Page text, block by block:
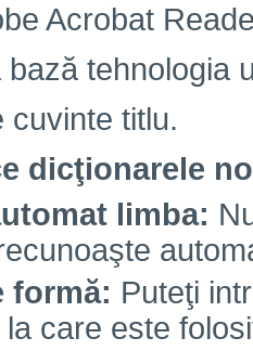
Acrobat
tehnologia
cuvinte titlu.
dicţionarele
limba:
formă: Puteţi
care este